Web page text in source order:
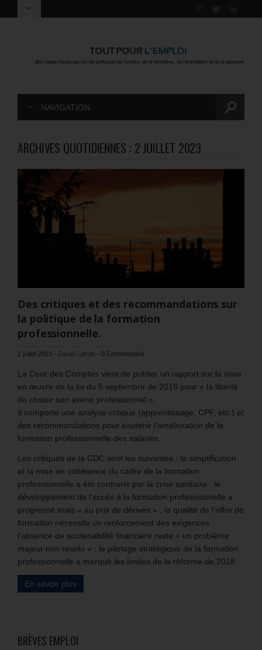
NAVIGATION
ARCHIVES QUOTIDIENNES : 2 JUILLET 2023
Des critiques et des recommandations sur
la politique de la formation
professionnelle.
2 juillet 2023 - Daniel Lamar - 0 Commentaire
La Cour des Comptes vient de publier un rapport sur la mise
en œuvre de la loi du 5 septembre de 2018 pour « la liberté
de choisir son avenir professionnel ».
Il comporte une analyse critique (apprentissage, CPF, etc.) et
des recommandations pour soutenir l’amélioration de la
formation professionnelle des salariés.
Les critiques de la CDC sont les suivantes : la simplification
et la mise en cohérence du cadre de la formation
professionnelle a été contrarié par la crise sanitaire ; le
développement de l’accès à la formation professionnelle a
progressé mais « au prix de dérives » ; la qualité de l’offre de
formation nécessite un renforcement des exigences ;
l’absence de soutenabilité financière reste « un problème
majeur non résolu » ; le pilotage stratégique de la formation
professionnelle a marqué les limites de la réforme de 2018.
En savoir plus
BRÈVES EMPLOI